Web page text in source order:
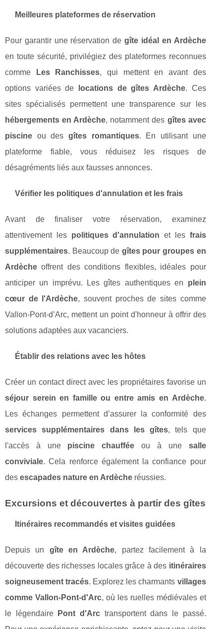
Meilleures plateformes de réservation
Pour garantir une réservation degîte idéal en Ardèche
en toute sécurité, privilégiez des plateformes reconnues
comme
Les Ranchisses, qui mettent en avant des
options variées de
locations de gîtes Ardèche. Ces
sites spécialisés permettent une transparence sur les
hébergements en Ardèche, notamment des gîtes avec
piscine ou des gîtes romantiques. En utilisant une
plateforme fiable, vous réduisez les risques de
désagréments liés aux fausses annonces.
Vérifier les politiques d'annulation et les frais
Avant de finaliser votre réservation, examinez
attentivement les politiques d'annulation et les frais
supplémentaires. Beaucoup de gîtes pour groupes en
Ardèche offrent des conditions flexibles, idéales pour
anticiper un imprévu. Les gîtes authentiques en plein
cœur de l'Ardèche, souvent proches de sites comme
Vallon-Pont-d’Arc, mettent un point d'honneur à offrir des
solutions adaptées aux vacanciers.
Établir des relations avec les hôtes
Créer un contact direct avec les propriétaires favorise un
séjour serein en famille ou entre amis en Ardèche.
Les échanges permettent d’assurer la conformité des
services supplémentaires dans les gîtes, tels que
l'accès à une piscine chauffée ou à une salle
conviviale. Cela renforce également la confiance pour
des escapades nature en Ardèche réussies.
Excursions et découvertes à partir des gîtes
Itinéraires recommandés et visites guidées
Depuis un gîte en Ardèche, partez facilement à la
découverte des richesses locales grâce à des itinéraires
soigneusement tracés. Explorez les charmants villages
comme Vallon-Pont-d'Arc, où les ruelles médiévales et
le légendaire
Pont d'Arctransportent dans le passé.